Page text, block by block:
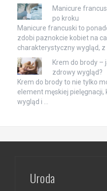
Manicure
po kroku
Manicure francuski to
zdobi paznokcie kobiet na
charakterystyczny wygląd, z
Krem do brody
zdrowy wygląd?
Krem do brody to nie tylko
element męskiej
wygląd i …
Uroda